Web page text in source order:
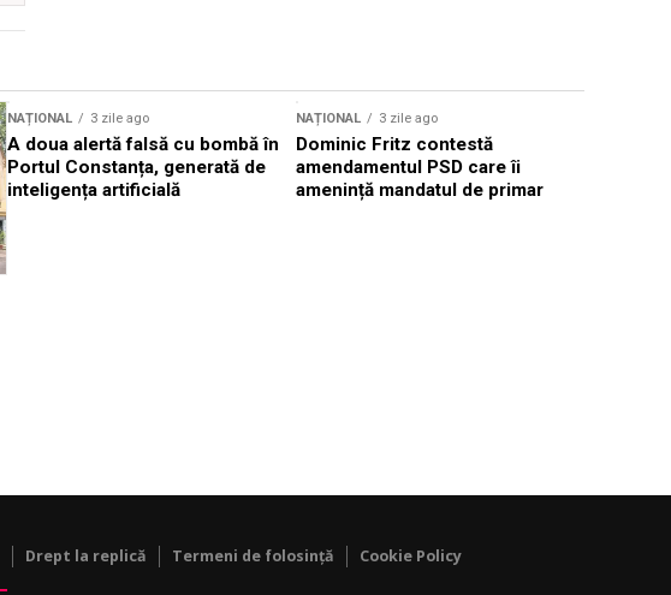
Sursă foto: Shutterstock
NAȚIONAL 3 zile ago
A doua alertă falsă cu bombă în
Portul Constanța, generată de
inteligența artificială
NAȚIONAL 3 zile ago
Dominic Fritz contestă
amendamentul PSD care îi
amenință mandatul de primar
Drept la replică Termeni de folosință Cookie Policy